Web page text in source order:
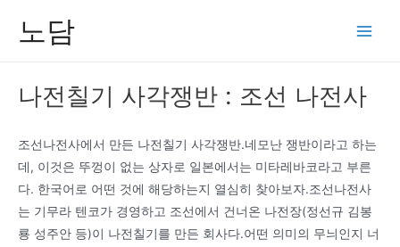
노담
나전칠기 사각쟁반 : 조선 나전사
조선나전사에서 만든 나전칠기 사각쟁반.네모난 쟁반이라고 하는
데, 이것은 뚜껑이 없는 상자로 일본에서는 미타레바코라고 부른
다. 한국어로 어떤 것에 해당하는지 열심히 찾아보자.조선나전사
는 기무라 텐코가 경영하고 조선에서 건너온 나전장(정선규 김봉
룡 성주안 등)이 나전칠기를 만든 회사다.어떤 의미의 무늬인지 너